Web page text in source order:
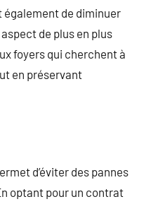
également de diminuer
de plus en plus
foyers qui cherchent à
en préservant
d’éviter des pannes
optant pour un contrat